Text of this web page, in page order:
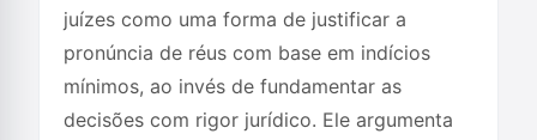
juízes como uma forma de justificar a
pronúncia de réus com base em indícios
mínimos, ao invés de fundamentar as
decisões com rigor jurídico. Ele argumenta